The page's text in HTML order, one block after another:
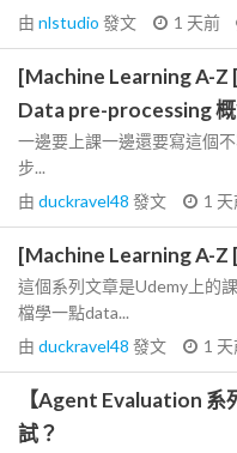
由 nlstudio 發文 1 天前
[Machine Learning A-Z
Data pre-processing
一邊要上課一邊還要寫這個
步...
由 duckravel48 發文 1
[Machine Learning A-Z
這個系列文章是Udemy上的
檔學一點data...
由 duckravel48 發文 1
【Agent Evaluation
試？